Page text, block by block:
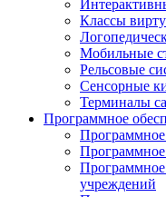
Классы
Мобильные
Рельсовые
Сенсорные
Терминалы
Программное
Программное
Программное
Программное
учреждений